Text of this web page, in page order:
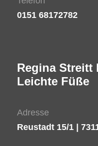
0151 68172782
Regina Streitt
Leichte Füße
Adresse
Reustadt 15/1 |